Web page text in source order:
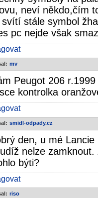
neví někdo,čím
svítí stále symbol
pc nejde však
mv
Peugot 206
kontrolka
smidl-odpady.cz
den, u mé
nelze
býti?
riso